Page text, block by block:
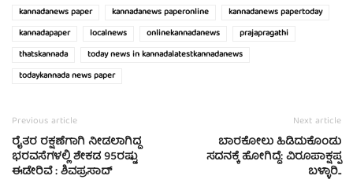
kannadanews paper
kannadanews paperonline
kannadanews papertoday
kannadapaper
localnews onlinekannadanews
prajapragathi
thatskannada
today news in kannadalatestkannadanews
todaykannada news paper
Previous article
ರೈತರ ರಕ್ಷಣೆಗಾಗಿ ನೀಡಲಾಗಿದ್ದ
ಭರವಸೆಗಳಲ್ಲಿ ಶೇಕಡ 95ರಷ್ಟು
ಈಡೇರಿವೆ : ಶಿವಪ್ರಸಾದ್
Next article
ಬಾರಕೋಲು ಹಿಡಿದುಕೊಂಡು
ಸದನಕ್ಕೆ ಹೋಗಿದ್ದೆ: ವಿರೂಪಾಕ್ಷಪ್ಪ
ಬಳ್ಳಾರಿ..